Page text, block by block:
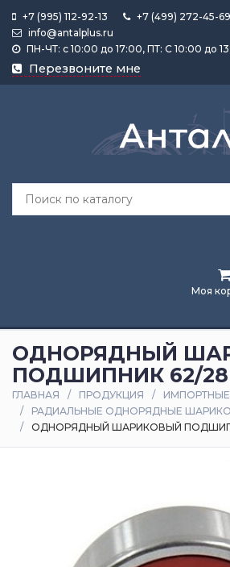
+7 (995) 112-92-13
+7 (499) 272-45-69
info@antalplus.ru
ПН-ЧТ: с 10:00 до 17:00, ПТ: С 10:00 до
Перезвоните мне
Моя
Каталог
продукции
Лента
и
статьи
Оплата
доставка
ОДНОРЯДНЫЙ
ПОДШИПНИК 62/28
ГЛАВНАЯ ПРОДУКЦИЯ
РАДИАЛЬНЫЕ ОДНОРЯДНЫЕ
ОДНОРЯДНЫЙ ШАРИКОВЫЙ